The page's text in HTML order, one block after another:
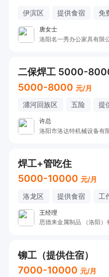
伊滨区 提供食宿 免
唐女士
洛阳名一秀办公家具有限
二保焊工 5000-
5000-8000 元/月
瀍河回族区 五险 提
许总
洛阳市洛达特机械设备有
焊工+管吃住
5000-10000 元/月
洛龙区 提供食宿 工
王经理
思德来金属制品 （洛阳）
铆工（提供住宿）
7000-10000 元/月